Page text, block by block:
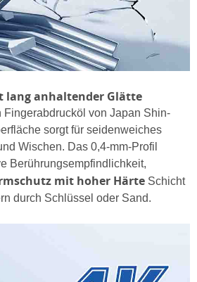
lang anhaltender Glätte
Fingerabdrucköl von Japan Shin-
sorgt für seidenweiches
Wischen. Das 0,4-mm-Profil
Berührungsempfindlichkeit,
mit hoher Härte Schicht
durch Schlüssel oder Sand.